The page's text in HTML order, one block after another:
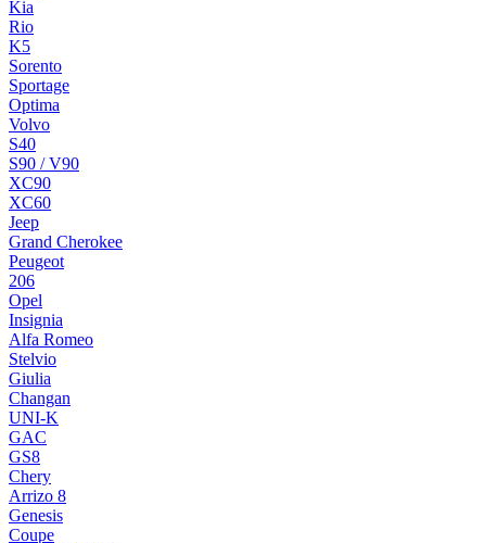
Kia
Rio
K5
Sorento
Sportage
Optima
Volvo
S40
S90 / V90
XC90
XC60
Jeep
Grand Cherokee
Peugeot
206
Opel
Insignia
Alfa Romeo
Stelvio
Giulia
Changan
UNI-K
GAC
GS8
Chery
Arrizo 8
Genesis
Coupe